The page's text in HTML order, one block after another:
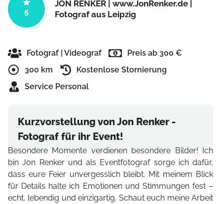
5
JON RENKER | www.JonRenker.de |
Fotograf aus Leipzig
Fotograf | Videograf
Preis ab 300 €
300 km
Kostenlose Stornierung
Service Personal
Kurzvorstellung von Jon Renker -
Fotograf für ihr Event!
Besondere Momente verdienen besondere Bilder! Ich
bin Jon Renker und als Eventfotograf sorge ich dafür,
dass eure Feier unvergesslich bleibt. Mit meinem Blick
für Details halte ich Emotionen und Stimmungen fest –
echt, lebendig und einzigartig. Schaut euch meine Arbeit